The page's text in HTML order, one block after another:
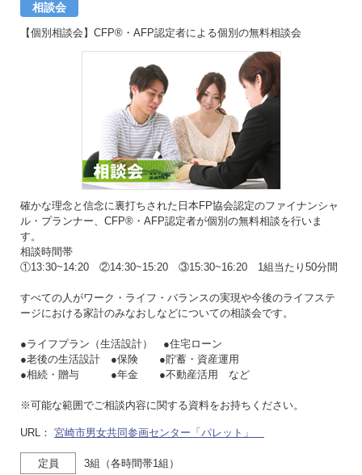
相談会
【個別相談会】CFP®・AFP認定者による個別の無料相談会
確かな理念と信念に裏打ちされた日本FP協会認定のファイナンシャ
ル・プランナー、CFP®・AFP認定者が個別の無料相談を行いま
す。
相談時間帯
①13:30~14:20 ②14:30~15:20 ③15:30~16:20 1組当たり50分間
すべての人がワーク・ライフ・バランスの実現や今後のライフステ
ージにおける家計のみなおしなどについての相談会です。
●ライフプラン（生活設計） ●住宅ローン
●老後の生活設計 ●保険 ●貯蓄・資産運用
●相続・贈与 ●年金 ●不動産活用 など
※可能な範囲でご相談内容に関する資料をお持ちください。
URL： 宮崎市男女共同参画センター「パレット」
定員 3組（各時間帯1組）